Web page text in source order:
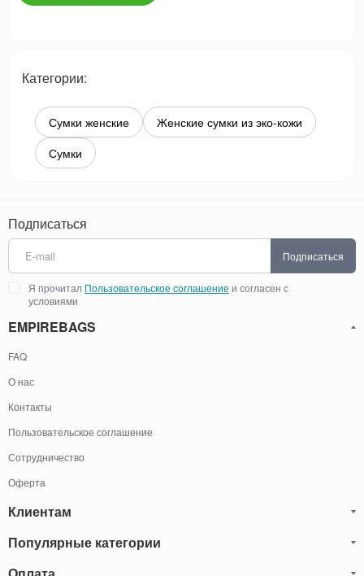
Категории:
Сумки женские
Женские сумки из эко-кожи
Сумки
Подписаться
Подписаться
Я прочитал Пользовательское соглашение и согласен с
условиями
EMPIREBAGS
FAQ
О нас
Контакты
Пользовательское соглашение
Сотрудничество
Оферта
Клиентам
Блог
Обмен и Возврат
Популярные категории
Мужские кожаные сумки